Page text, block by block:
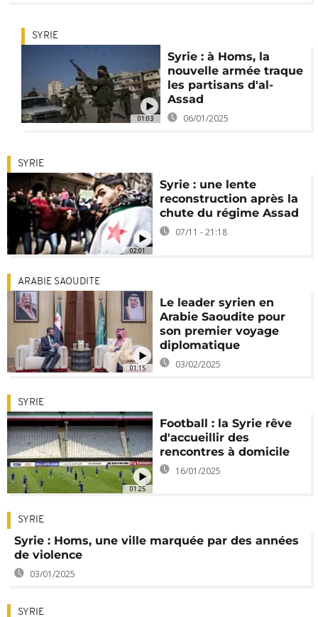
01:03
SYRIE
Syrie : à Homs, la
nouvelle armée traque
les partisans d'al-
Assad
06/01/2025
02:01
SYRIE
Syrie : une lente
reconstruction après la
chute du régime Assad
07/11 - 21:18
01:15
ARABIE SAOUDITE
Le leader syrien en
Arabie Saoudite pour
son premier voyage
diplomatique
03/02/2025
01:25
SYRIE
Football : la Syrie rêve
d'accueillir des
rencontres à domicile
16/01/2025
SYRIE
Syrie : Homs, une ville marquée par des années
de violence
03/01/2025
SYRIE